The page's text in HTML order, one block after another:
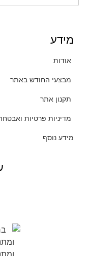
מידע
אודות
מבצעי החודש באתר
תקנון אתר
מדיניות פרטיות
מידע נוסף